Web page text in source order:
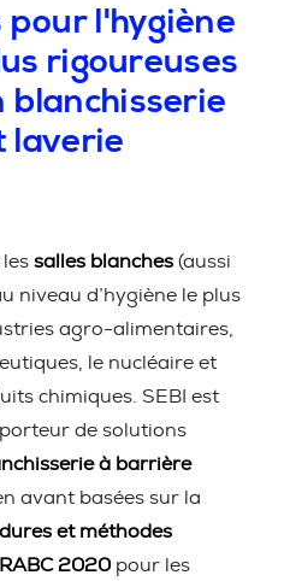
pour l'hygiène
rigoureuses
blanchisserie
laverie
salles blanches (aussi
niveau d’hygiène le plus
agro-alimentaires,
le nucléaire et
chimiques. SEBI est
de solutions
à barrière
avant basées sur la
et méthodes
2020 pour les